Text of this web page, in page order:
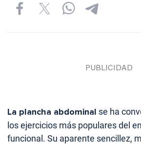
La plancha abdominal se ha
los ejercicios más populares del
funcional. Su aparente sencillez,